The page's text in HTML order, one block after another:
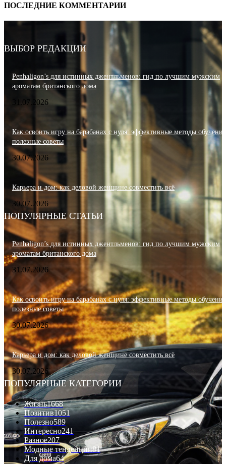
ПОСЛЕДНИЕ КОММЕНТАРИИ
ВЫБОР РЕДАКЦИИ
Penhaligon’s для истинных джентльменов: гид по лучшим мужским
ароматам британского дома
31.07.2026
Как освоить игру на барабанах с нуля: эффективные методы
полезные советы
30.07.2026
Карьера и дом: как деловой женщине совместить всё
30.07.2026
ПОПУЛЯРНЫЕ СТАТЬИ
Penhaligon’s для истинных джентльменов: гид по лучшим мужским
ароматам британского дома
31.07.2026
Как освоить игру на барабанах с нуля: эффективные методы
полезные советы
30.07.2026
Карьера и дом: как деловой женщине совместить всё
30.07.2026
ПОПУЛЯРНЫЕ КАТЕГОРИИ
Жизнь1668
Позитив1051
Полезно589
Интересно241
Разное207
Модные тенденции81
Для дома64